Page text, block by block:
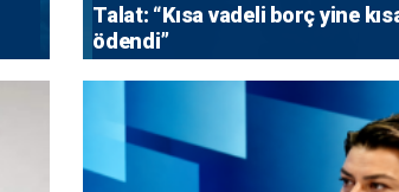
Talat: “Kısa vadeli borç yine
ödendi”